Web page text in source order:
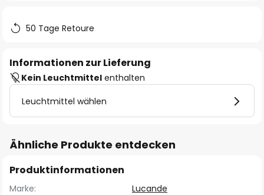
50 Tage Retoure
Informationen zur Lieferung
Kein Leuchtmittel enthalten
Leuchtmittel wählen
Ähnliche Produkte entdecken
Produktinformationen
Marke:
Lucande